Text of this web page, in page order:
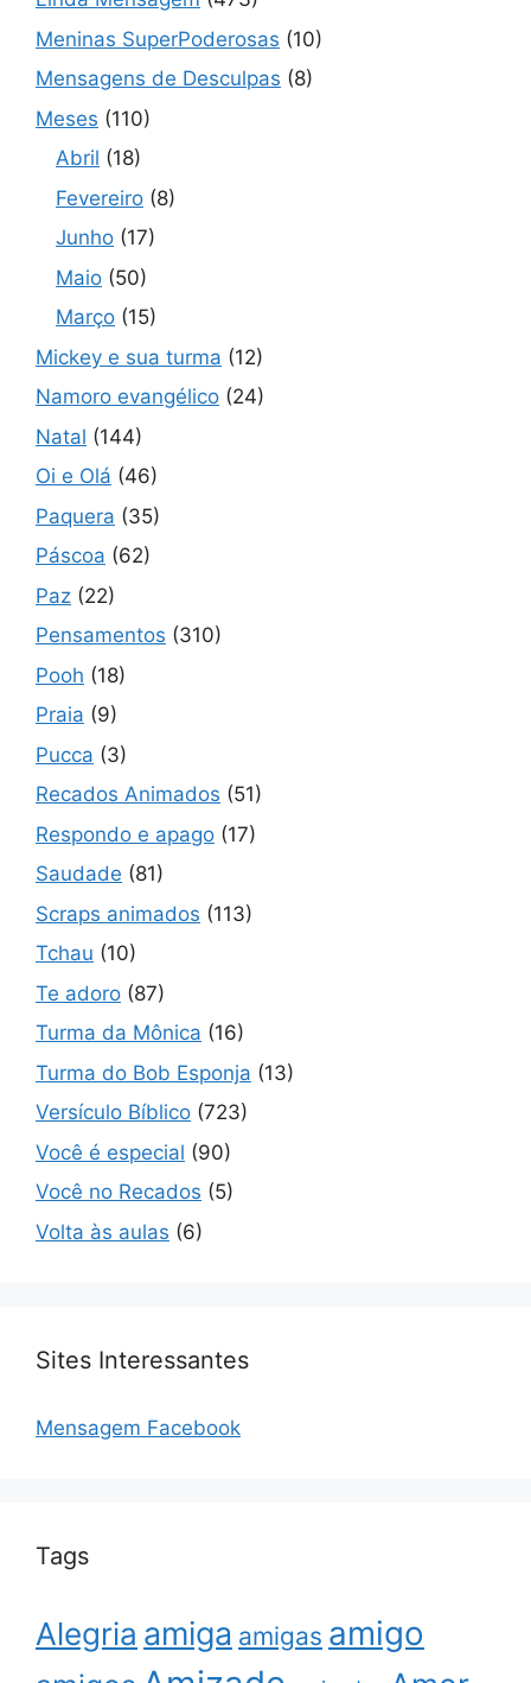
Meninas SuperPoderosas (10)
Mensagens de Desculpas (8)
Meses (110)
Abril (18)
Fevereiro (8)
Junho (17)
Maio (50)
Março (15)
Mickey e sua turma (12)
Namoro evangélico (24)
Natal (144)
Oi e Olá (46)
Paquera (35)
Páscoa (62)
Paz (22)
Pensamentos (310)
Pooh (18)
Praia (9)
Pucca (3)
Recados Animados (51)
Respondo e apago (17)
Saudade (81)
Scraps animados (113)
Tchau (10)
Te adoro (87)
Turma da Mônica (16)
Turma do Bob Esponja (13)
Versículo Bíblico (723)
Você é especial (90)
Você no Recados (5)
Volta às aulas (6)
Sites Interessantes
Mensagem Facebook
Tags
Alegria amiga amigas amigo